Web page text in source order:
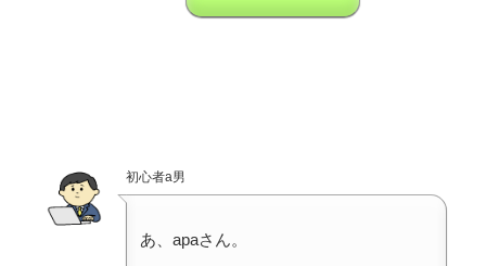
初心者a男
あ、apaさん。